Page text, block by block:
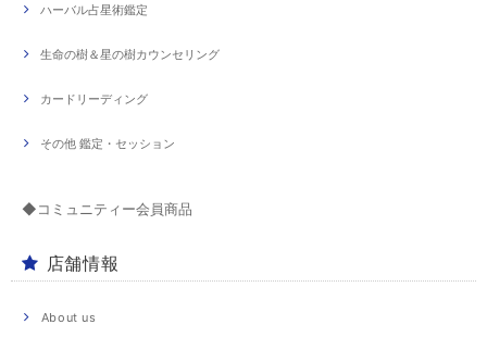
ハーバル占星術鑑定
生命の樹＆星の樹カウンセリング
カードリーディング
その他 鑑定・セッション
◆コミュニティー会員商品
店舗情報
About us